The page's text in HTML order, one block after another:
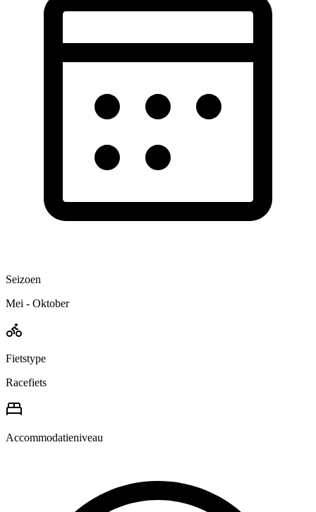
Seizoen
Mei - Oktober
Fietstype
Racefiets
Accommodatieniveau